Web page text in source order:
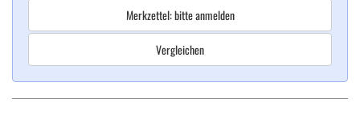
Merkzettel: bitte anmelden
Vergleichen